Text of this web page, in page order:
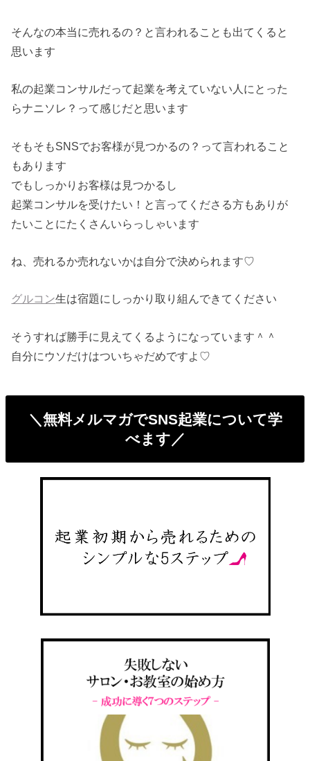
そんなの本当に売れるの？と言われることも出てくると
思います
私の起業コンサルだって起業を考えていない人にとった
らナニソレ？って感じだと思います
そもそもSNSでお客様が見つかるの？って言われること
もあります
でもしっかりお客様は見つかるし
起業コンサルを受けたい！と言ってくださる方もありが
たいことにたくさんいらっしゃいます
ね、売れるか売れないかは自分で決められます♡
グルコン生は宿題にしっかり取り組んできてください
そうすれば勝手に見えてくるようになっています＾＾
自分にウソだけはついちゃだめですよ♡
＼無料メルマガでSNS起業について学
べます／